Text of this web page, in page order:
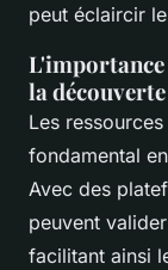
peut éclaircir
la
Les ressources
fondamental
Avec des
peuvent
facilitant ainsi